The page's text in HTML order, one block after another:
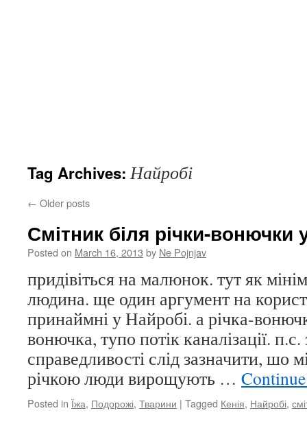
Tag Archives:Найробі
← Older posts
Смітник біля річки-вонючки
Posted on March 16, 2013 by Ne Pojnjav
придівіться на малюнок. тут як
людина. ще один аргумент на
принаймні у Найробі. а річка-
вонючка, тупо потік каналізації. п.с.
справедливості слід зазначити, шо
річкою люди вирощують …
Posted in Їжа, Подорожі, Тварини | Tagged Кенія, Найробі,